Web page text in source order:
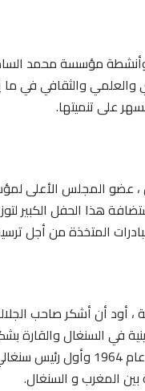
وأنشطة مؤسسة محمد
والثقافي في ما
على تنميتها.
عضو المجلس الأعلى
هذا الحفل الكبير
المتخذة من أجل ترسيخ
أود أن أشكر صاحب
في السنغال والقارة
افتتحه جلالة المغفور له
المغرب و السنغال.